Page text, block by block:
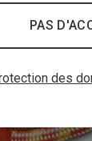
PAS
des